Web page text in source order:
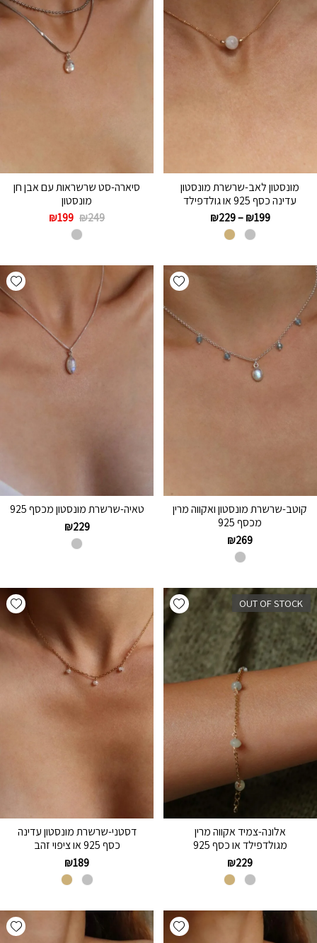
מונסטון לאב-שרשרת מונסטון
עדינה כסף 925 או גולדפילד
₪199
–
₪229
סיארה-סט שרשראות עם אבן חן
מונסטון
₪249
₪199
Add wishlist
קוטב-שרשרת מונסטון ואקווה מרין
מכסף 925
₪269
טאיה-שרשרת מונסטון מכסף 925
₪229
Add wishlist OUT OF STOCK
אלונה-צמיד אקווה מרין
מגולדפילד או כסף 925
₪229
דסטני-שרשרת מונסטון עדינה
כסף 925 או ציפוי זהב
₪189
Add wishlist